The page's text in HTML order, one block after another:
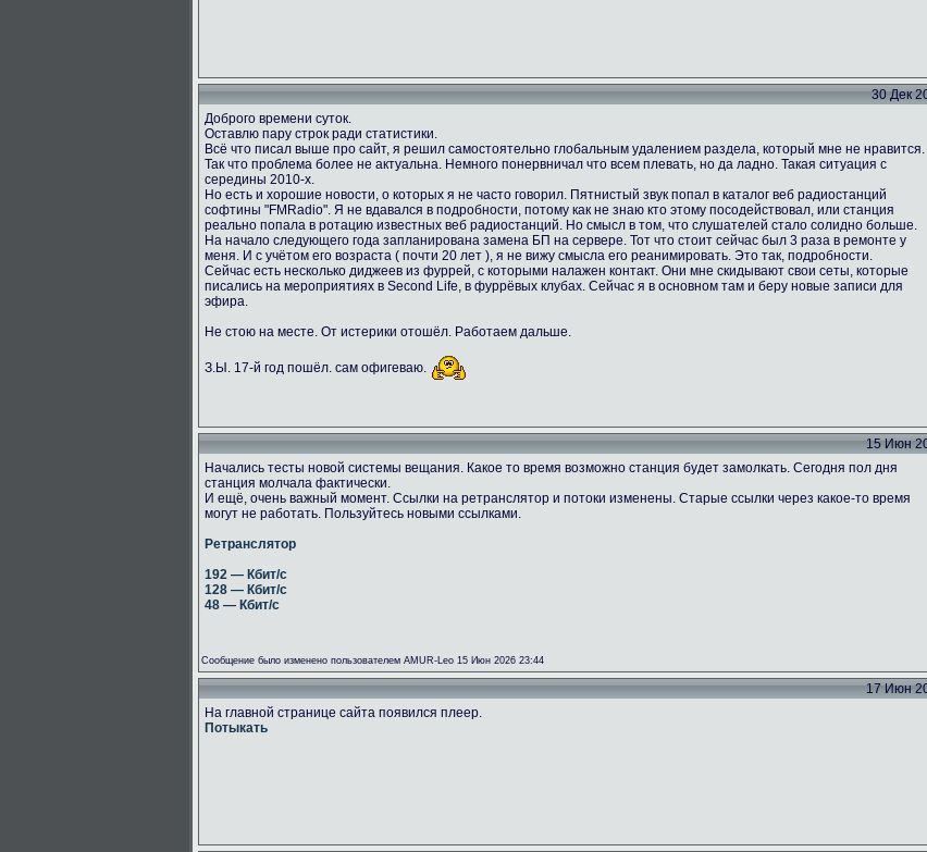
30 Дек
Доброго времени суток.
Оставлю пару строк ради статистики.
Всё что писал выше про сайт, я решил самостоятельно глобальным удалением раздела, который мне не нравится.
Так что проблема более не актуальна. Немного понервничал что всем плевать, но да ладно. Такая ситуация с
середины 2010-х.
Но есть и хорошие новости, о которых я не часто говорил. Пятнистый звук попал в каталог веб радиостанций
софтины "FMRadio". Я не вдавался в подробности, потому как не знаю кто этому посодействовал, или станция
реально попала в ротацию известных веб радиостанций. Но смысл в том, что слушателей стало солидно больше.
На начало следующего года запланирована замена БП на сервере. Тот что стоит сейчас был 3 раза в ремонте у
меня. И с учётом его возраста ( почти 20 лет ), я не вижу смысла его реанимировать. Это так, подробности.
Сейчас есть несколько диджеев из фуррей, с которыми налажен контакт. Они мне скидывают свои сеты, которые
писались на мероприятиях в Second Life, в фуррёвых клубах. Сейчас я в основном там и беру новые записи для
эфира.
Не стою на месте. От истерики отошёл. Работаем дальше.
З.Ы. 17-й год пошёл. сам офигеваю.
15 Июн
Начались тесты новой системы вещания. Какое то время возможно станция будет замолкать. Сегодня пол дня
станция молчала фактически.
И ещё, очень важный момент. Ссылки на ретранслятор и потоки изменены. Старые ссылки через какое-то время
могут не работать. Пользуйтесь новыми ссылками.
Ретранслятор
192 — Кбит/с
128 — Кбит/с
48 — Кбит/с
Сообщение было изменено пользователем AMUR-Leo 15 Июн 2026 23:44
17 Июн
На главной странице сайта появился плеер.
Потыкать